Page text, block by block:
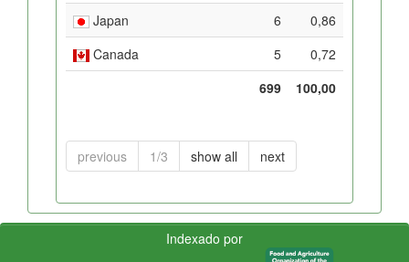
Japan 6
0,86
Canada
5
0,72
699
100,00
previous 1/3 show all next
Indexado por